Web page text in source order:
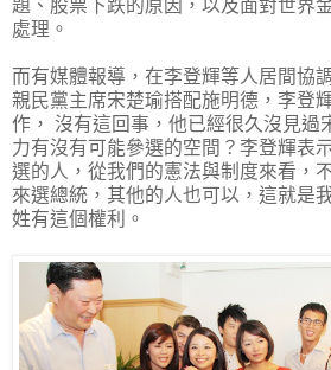
題、股票下跌的原因，以及面對世界
處理。
而有媒體報導，在李登輝等人居間協
親民黨主席宋楚瑜搭配施明德，李登
作， 沒有這回事，他已經很久沒見過
力有沒有可能參選的空間？李登輝表
選的人，從我們的憲法與制度來看，
來選總統，其他的人也可以，這就是
姓有這個權利。